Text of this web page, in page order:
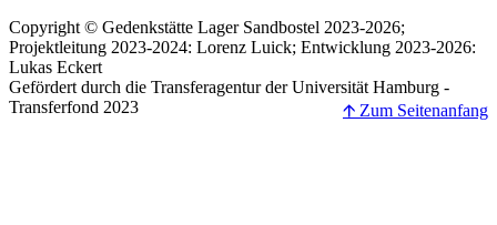
Copyright © Gedenkstätte Lager Sandbostel 2023-2026;
Projektleitung 2023-2024: Lorenz Luick; Entwicklung 2023-2026:
Lukas Eckert
Gefördert durch die Transferagentur der Universität Hamburg -
Transferfond 2023
🡩 Zum Seitenanfang